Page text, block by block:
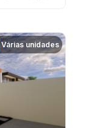
Várias unidades